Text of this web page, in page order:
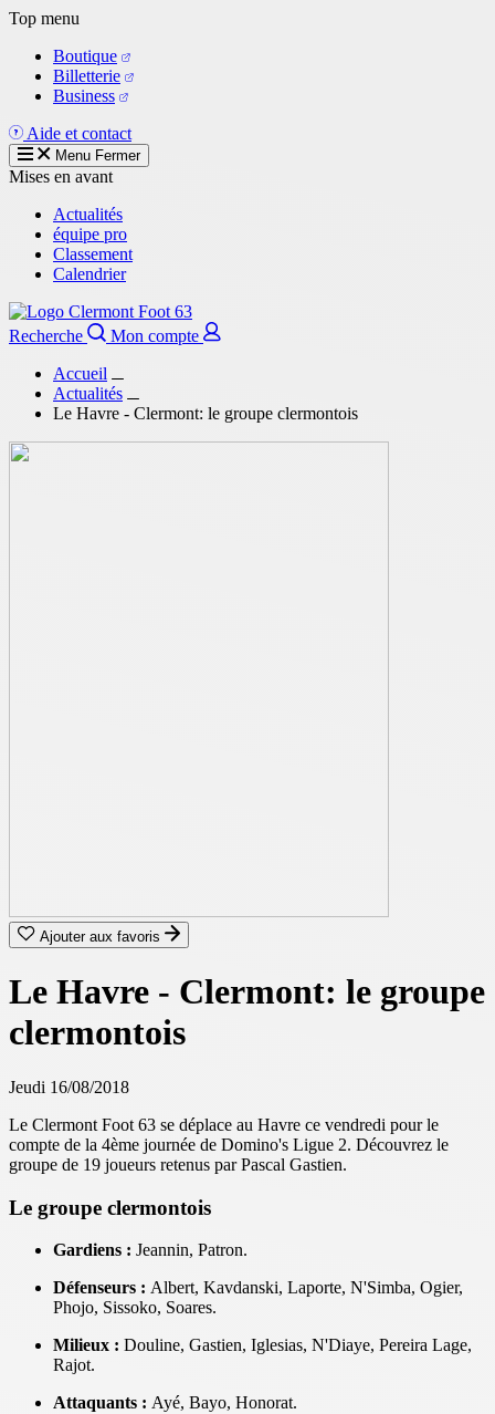
Aller
contenu
principal
Top menu
Boutique
Billetterie
Business
Aide et contact
Menu Fermer
Mises en avant
Actualités
équipe pro
Classement
Calendrier
Recherche
Mon compte
Accueil
Actualités
Le Havre - Clermont: le groupe clermontois
Ajouter aux favoris
Le Havre - Clermont: le groupe
clermontois
Jeudi 16/08/2018
Le Clermont Foot 63 se déplace au Havre ce vendredi pour le
compte de la 4ème journée de Domino's Ligue 2. Découvrez le
groupe de 19 joueurs retenus par Pascal Gastien.
Le groupe clermontois
Gardiens : Jeannin, Patron.
Défenseurs : Albert, Kavdanski, Laporte, N'Simba, Ogier,
Phojo, Sissoko, Soares.
Milieux : Douline, Gastien, Iglesias, N'Diaye, Pereira Lage,
Rajot.
Attaquants : Ayé, Bayo, Honorat.